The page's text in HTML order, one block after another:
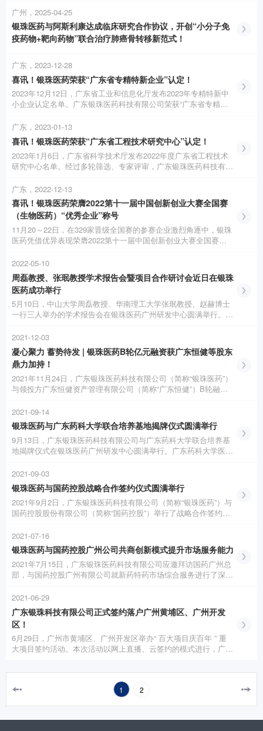
广州，2025-04-25
银珠医药与阿斯利康达成临床研究合作协议，开创“小分子免
疫药物+靶向药物”联合治疗肺癌骨转移新范式！
广东，2023-12-28
喜讯！银珠医药荣获“广东省专精特新企业”认定！
2023年12月12日，广东省工业和信息化厅发布2023年专精特新中
小企业认定名单。广东银珠医药科技有限公司荣获“广东省专精特
广东，2023-01-13
喜讯！银珠医药荣获“广东省工程技术研究中心”认定！
2023年1月6日，广东省科学技术厅发布2022年度广东省工程技术
研究中心名单。经过多轮筛选、专家评审，广东银珠医药科技有限
心”以创新性和综合研发能力获得认定！
广东，2022-12-13
喜讯！银珠医药荣膺2022第十一届中国创新创业大赛全国赛
（生物医药）“优秀企业”称号
11月20～22日，在329家晋级全国赛的参赛企业激烈角逐中，银珠
医药凭借优异表现荣膺2022第十一届中国创新创业大赛全国赛
2022-05-10
周磊教授、张珉教授学术报告会暨项目合作研讨会近日在银珠
医药成功举行
5月10日，中山大学周磊教授、华南理工大学张珉教授、赵赫博士
一行三人举办的学术报告会在银珠医药广州研发中心圆满举行。广
以及研发中心全体研发人员参会。
2021-12-03
凝心聚力 蓄势待发 | 银珠医药B轮亿元融资获广东恒健等股东
鼎力加持！
2021年11月24日，广东银珠医药科技有限公司（简称“银珠医药”）
与领投方广东恒健资产管理有限公司（简称“广东恒健”）B轮融资
2021-09-14
银珠医药与广东药科大学联合培养基地揭牌仪式圆满举行
9月13日，广东银珠医药科技有限公司与广东药科大学联合培养基
地揭牌仪式在银珠医药广州研发中心圆满举行。广东药科大学医药
技有限公司池研生董事长、副总经理张为群、研发副总监寇玉辉博
士、人事行政经理梁嘉丽参加揭牌仪式。
2021-09-03
银珠医药与国药控股战略合作签约仪式圆满举行
2021年9月2日，广东银珠医药科技有限公司（简称“银珠医药”）与
国药控股股份有限公司（简称“国药控股”）举行了战略合作签约仪
合作，开辟合作共赢的新局面！
2021-07-16
银珠医药与国药控股广州公司共商创新模式提升市场服务能力
2021年7月15日，广东银珠医药科技有限公司应邀拜访国药广州总
部，与国药控股广州有限公司就新药特药市场综合服务进行了深入
向等共同关注的问题进行开放式探讨，形成初步共识和持续推进计
划。
2021-06-29
广东银珠科技有限公司正式签约落户广州黄埔区、广州开发
区！
6月29日，广州市黄埔区、广州开发区举办“ 百大项目庆百年 ” 重
大项目签约活动。本次活动以网上直播、云签约的模式进行，广东
1 2